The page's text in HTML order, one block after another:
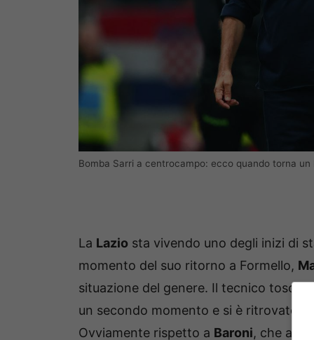
Bomba Sarri a centrocampo: ecco quando torna un
La Lazio sta vivendo uno degli inizi di
momento del suo ritorno a Formello,
situazione del genere. Il tecnico
un secondo momento e si è ritrovato a
Ovviamente rispetto a Baroni, che